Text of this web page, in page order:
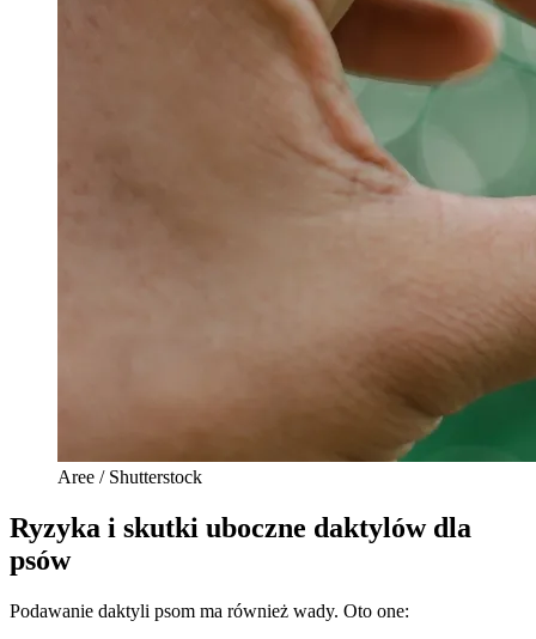
Aree / Shutterstock
Ryzyka i skutki uboczne daktylów dla
psów
Podawanie daktyli psom ma również wady. Oto one: